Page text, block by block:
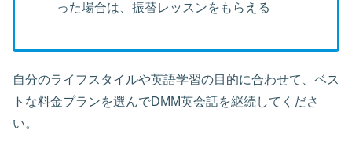
った場合は、振替レッスンをもらえる
自分のライフスタイルや英語学習の目的に合わせて、ベス
トな料金プランを選んでDMM英会話を継続してくださ
い。